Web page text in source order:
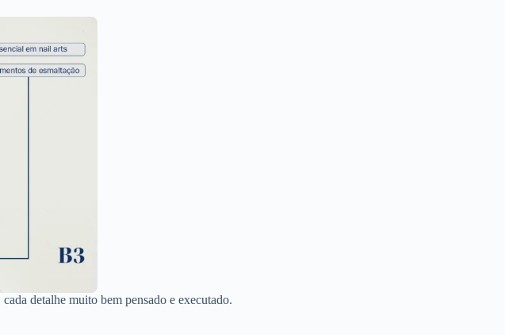
detalhe muito bem pensado e executado.